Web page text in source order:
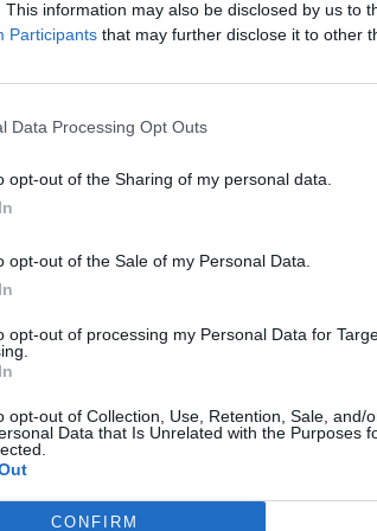
This information may also be disclosed by us to
Participants that may further disclose it to other
Data Processing Opt Outs
opt-out of the Sharing of my personal data.
opt-out of the Sale of my Personal Data.
opt-out of processing my Personal Data for
opt-out of Collection, Use, Retention, Sale, and/
Data that Is Unrelated with the Purposes
CONFIRM
atstumą nuo lyderės Turino
gelbėtis savo aikštėje. „Roma“
ir rezultatą išlygino tik per
kai D.DeRossi gavo
skyrė, nes futbolininkas prilaikė
buvo atlikęs savo darbą – jis
minutę realizavęs 11 metrų
A.Ljajičius pasižymėjo dar